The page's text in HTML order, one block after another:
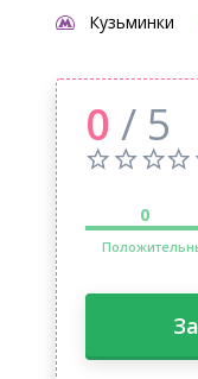
Кузьминки
0 / 5
0